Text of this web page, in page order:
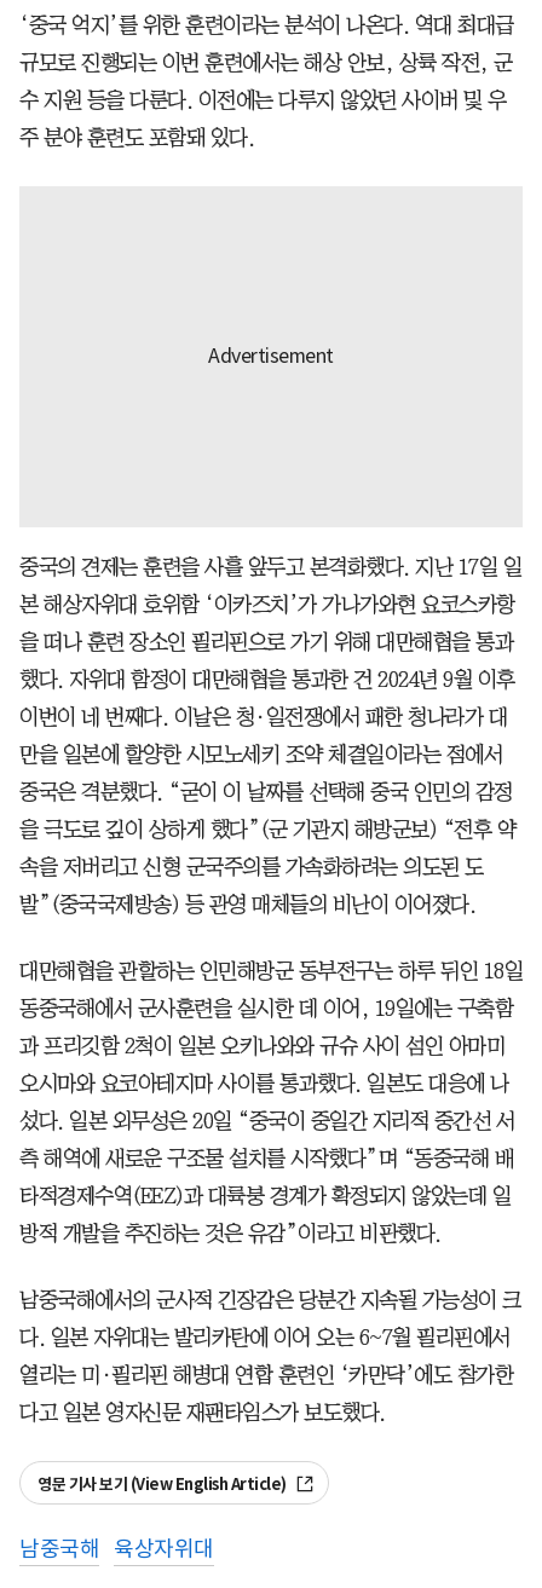
‘중국 억지’를 위한 훈련이라는 분석이 나온다. 역대 최대급
규모로 진행되는 이번 훈련에서는 해상 안보, 상륙 작전, 군
수 지원 등을 다룬다. 이전에는 다루지 않았던 사이버 및 우
주 분야 훈련도 포함돼 있다.
중국의 견제는 훈련을 사흘 앞두고 본격화했다. 지난 17일 일
본 해상자위대 호위함 ‘이카즈치’가 가나가와현 요코스카항
을 떠나 훈련 장소인 필리핀으로 가기 위해 대만해협을 통과
했다. 자위대 함정이 대만해협을 통과한 건 2024년 9월 이후
이번이 네 번째다. 이날은 청·일전쟁에서 패한 청나라가 대
만을 일본에 할양한 시모노세키 조약 체결일이라는 점에서
중국은 격분했다. “굳이 이 날짜를 선택해 중국 인민의 감정
을 극도로 깊이 상하게 했다”(군 기관지 해방군보) “전후 약
속을 저버리고 신형 군국주의를 가속화하려는 의도된 도
발”(중국국제방송) 등 관영 매체들의 비난이 이어졌다.
대만해협을 관할하는 인민해방군 동부전구는 하루 뒤인 18일
동중국해에서 군사훈련을 실시한 데 이어, 19일에는 구축함
과 프리깃함 2척이 일본 오키나와와 규슈 사이 섬인 아마미
오시마와 요코아테지마 사이를 통과했다. 일본도 대응에 나
섰다. 일본 외무성은 20일 “중국이 중일간 지리적 중간선 서
측 해역에 새로운 구조물 설치를 시작했다”며 “동중국해 배
타적경제수역(EEZ)과 대륙붕 경계가 확정되지 않았는데 일
방적 개발을 추진하는 것은 유감”이라고 비판했다.
남중국해에서의 군사적 긴장감은 당분간 지속될 가능성이 크
다. 일본 자위대는 발리카탄에 이어 오는 6~7월 필리핀에서
열리는 미·필리핀 해병대 연합 훈련인 ‘카만닥’에도 참가한
다고 일본 영자신문 재팬타임스가 보도했다.
영문 기사 보기 (View English Article)
남중국해 육상자위대